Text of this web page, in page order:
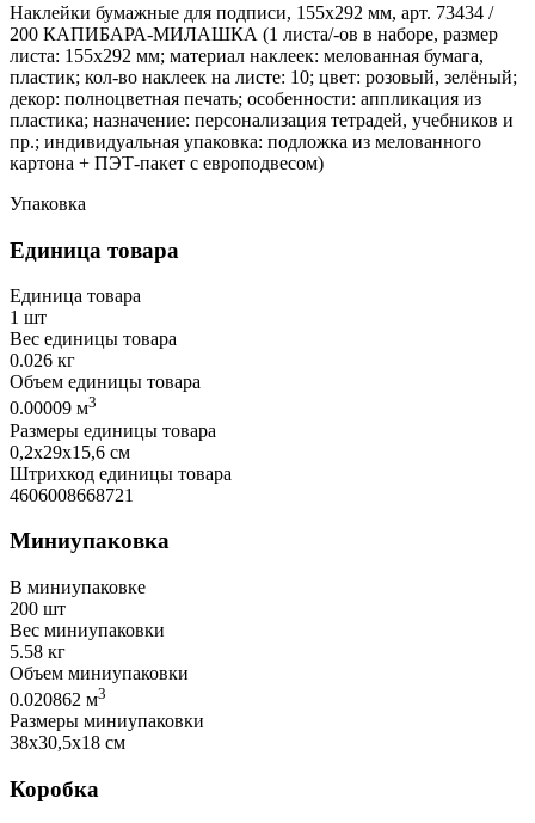
Наклейки бумажные для подписи, 155х292 мм, арт. 73434 /
200 КАПИБАРА-МИЛАШКА (1 листа/-ов в наборе, размер
листа: 155х292 мм; материал наклеек: мелованная бумага,
пластик; кол-во наклеек на листе: 10; цвет: розовый, зелёный;
декор: полноцветная печать; особенности: аппликация из
пластика; назначение: персонализация тетрадей, учебников и
пр.; индивидуальная упаковка: подложка из мелованного
картона + ПЭТ-пакет с европодвесом)
Упаковка
Единица товара
Единица товара
1 шт
Вес единицы товара
0.026 кг
Объем единицы товара
0.00009 м3
Размеры единицы товара
0,2х29х15,6 см
Штрихкод единицы товара
4606008668721
Миниупаковка
В миниупаковке
200 шт
Вес миниупаковки
5.58 кг
Объем миниупаковки
0.020862 м3
Размеры миниупаковки
38х30,5х18 см
Коробка